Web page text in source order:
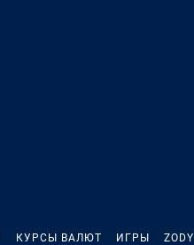
КУРСЫ ВАЛЮТ ИГРЫ ZODY